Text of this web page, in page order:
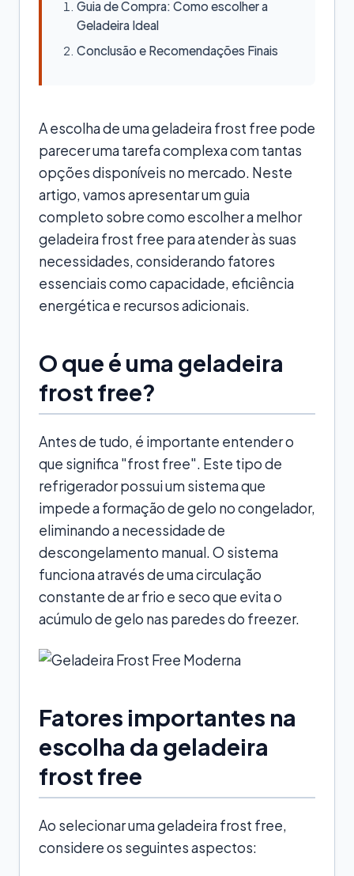
Guia de Compra: Como escolher a
Geladeira Ideal
Conclusão e Recomendações Finais
A escolha de uma geladeira frost free pode
parecer uma tarefa complexa com tantas
opções disponíveis no mercado. Neste
artigo, vamos apresentar um guia
completo sobre como escolher a melhor
geladeira frost free para atender às suas
necessidades, considerando fatores
essenciais como capacidade, eficiência
energética e recursos adicionais.
O que é uma geladeira
frost free?
Antes de tudo, é importante entender o
que significa "frost free". Este tipo de
refrigerador possui um sistema que
impede a formação de gelo no congelador,
eliminando a necessidade de
descongelamento manual. O sistema
funciona através de uma circulação
constante de ar frio e seco que evita o
acúmulo de gelo nas paredes do freezer.
Fatores importantes na
escolha da geladeira
frost free
Ao selecionar uma geladeira frost free,
considere os seguintes aspectos: